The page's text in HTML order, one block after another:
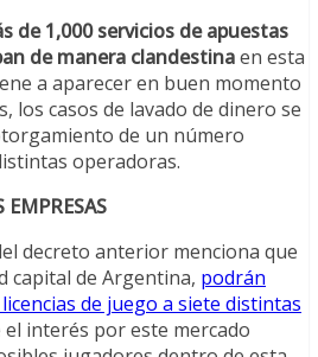
de 1,000 servicios de apuestas
de manera clandestinaen esta
a aparecer en buen momento
los casos de lavado de dinero se
de un número
operadoras.
decreto anterior menciona que
capital de Argentina, podrán
de juego a siete distintas
el interés por este mercado